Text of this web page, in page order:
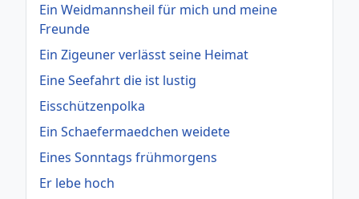
Ein Weidmannsheil für mich und meine
Freunde
Ein Zigeuner verlässt seine Heimat
Eine Seefahrt die ist lustig
Eisschützenpolka
Ein Schaefermaedchen weidete
Eines Sonntags frühmorgens
Er lebe hoch